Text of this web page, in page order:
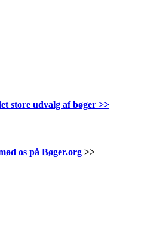
store udvalg af bøger >>
os på Bøger.org>>